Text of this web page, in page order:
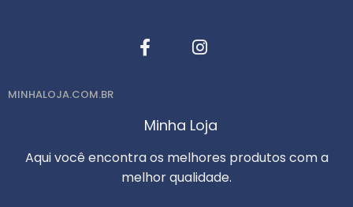
MINHALOJA.COM.BR
Minha Loja
Aqui você encontra os melhores produtos com a
melhor qualidade.